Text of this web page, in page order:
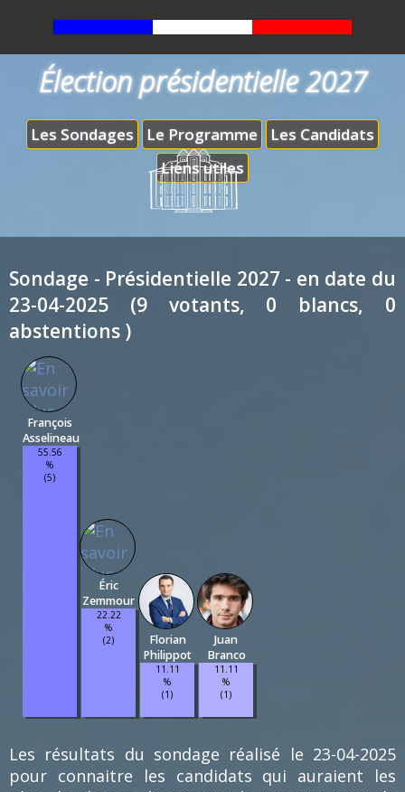
Les Sondages Le Programme
Les Candidats
Liens utiles
Élection présidentielle 2027
Sondage - Présidentielle 2027 - en date du
23-04-2025 (9 votants, 0 blancs, 0
abstentions )
François
Asselineau
55.56
%
(5)
Éric
Zemmour
22.22
%
(2)
Florian
Philippot
11.11
%
(1)
Juan
Branco
11.11
%
(1)
Les résultats du sondage réalisé le 23-04-2025
pour connaitre les candidats qui auraient les